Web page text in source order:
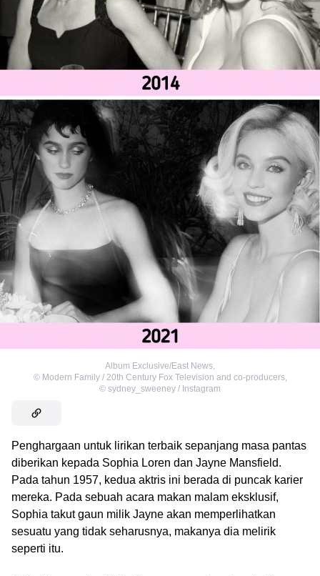
Album Exclusive/East News
© Modern Family / 20th Century Fox Television and co-producers,
© sydney_sweeney / Instagram
Penghargaan untuk lirikan terbaik sepanjang masa pantas
diberikan kepada Sophia Loren dan Jayne Mansfield.
Pada tahun 1957, kedua aktris ini berada di puncak karier
mereka. Pada sebuah acara makan malam eksklusif,
Sophia takut gaun milik Jayne akan memperlihatkan
sesuatu yang tidak seharusnya, makanya dia melirik
seperti itu.